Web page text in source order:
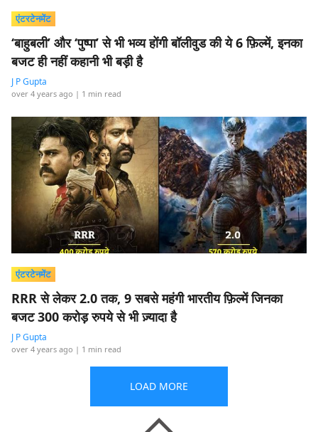
एंटरटेनमेंट
‘बाहुबली’ और ‘पुष्पा’ से भी भव्य होंगी बॉलीवुड की ये 6 फ़िल्में, इनका
बजट ही नहीं कहानी भी बड़ी है
J P Gupta
over 4 years ago | 1 min read
एंटरटेनमेंट
RRR से लेकर 2.0 तक, 9 सबसे महंगी भारतीय फ़िल्में जिनका
बजट 300 करोड़ रुपये से भी ज़्यादा है
J P Gupta
over 4 years ago | 1 min read
LOAD MORE